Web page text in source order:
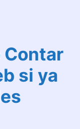
Contar
si ya